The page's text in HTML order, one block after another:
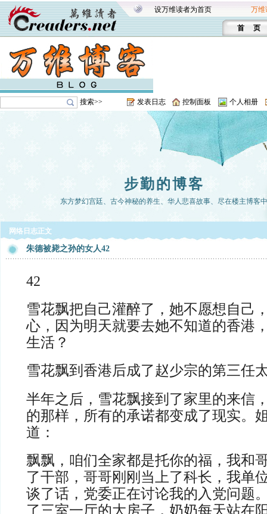
设万维读者为首页 万维
首 页
搜索>> 发表日志 控制面板 个人相册
步勤的博客
东方梦幻宫廷、古今神秘的养生、华人悲喜故事、尽在楼主博客中
网络日志正文
朱德被毙之孙的女人42
42
雪花飘把自己灌醉了，她不愿想自己
心，因为明天就要去她不知道的香港
生活？
雪花飘到香港后成了赵少宗的第三任
半年之后，雪花飘接到了家里的来信
的那样，所有的承诺都变成了现实。
道：
飘飘，咱们全家都是托你的福，我和
了干部，哥哥刚刚当上了科长，我单
谈了话，党委正在讨论我的入党问题
了三室一厅的大房子，奶奶每天站在